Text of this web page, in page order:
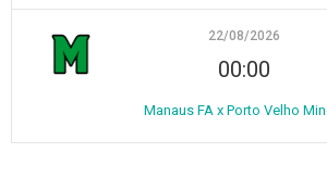
22/08/2026
00:00
Manaus FA x Porto Velho